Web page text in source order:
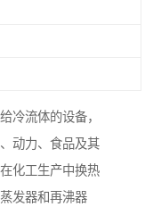
冷流体的设备，
动力、食品及其
化工生产中换热
发器和再沸器